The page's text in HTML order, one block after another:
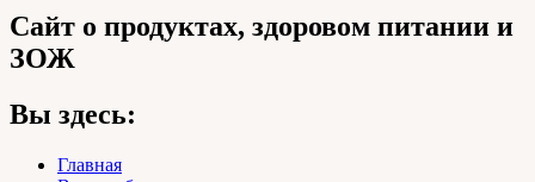
Сайт о продуктах, здоровом питании и
ЗОЖ
Вы здесь:
Главная